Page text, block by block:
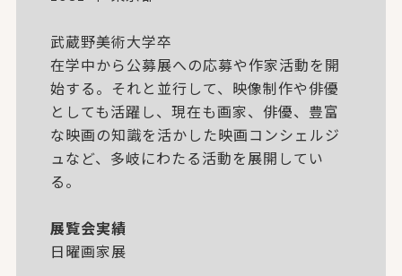
武蔵野美術大学卒
在学中から公募展への応募や作家活動を開
始する。それと並行して、映像制作や俳優
としても活躍し、現在も画家、俳優、豊富
な映画の知識を活かした映画コンシェルジ
ュなど、多岐にわたる活動を展開してい
る。
展覧会実績
日曜画家展